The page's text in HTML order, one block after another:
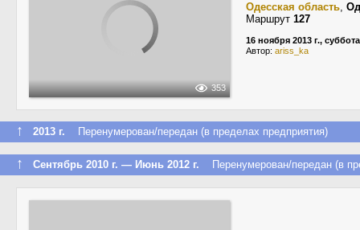
353
Одесская область,
Маршрут 127
16 ноября 2013 г., суббота
Автор: ariss_ka
↑ 2013 г. Перенумерован/передан (в пределах предприятия)
↑ Сентябрь 2010 г. — Июнь 2012 г. Перенумерован/передан (в